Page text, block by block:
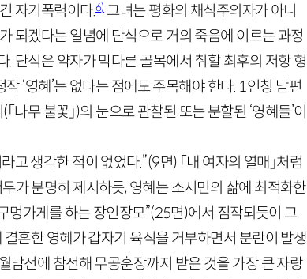
자기폭력이다.6)그녀는 평화의 채식주의자가 아니
되겠다는 일념에 단식으로 거의 죽음에 이르는 과정
단식은 약자가 막다른 골목에서 취할 최후의 저항 형
‘영혜’는 없다는 점에도 주목해야 한다. 1인칭 남편
(「나무 불꽃」)의 눈으로 관찰된 또는 분할된 ‘영혜들’이
고 생각한 적이 없었다.”(9면) 「내 여자의 열매」처럼
가 분명히 제시하듯, 영혜는 소시민의 삶에 최적화한
멍가게를 하는 장인장모”(25면)에서 짐작되듯이 그
혼한 영혜가 갑자기 육식을 거부하면서 분란이 발생
남전에 참전해 무공훈장까지 받은 것을 가장 큰 자랑